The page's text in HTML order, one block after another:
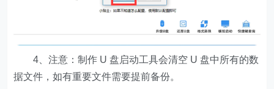
4、注意：制作 U 盘启动工具会清空 U 盘中所有的数
据文件，如有重要文件需要提前备份。